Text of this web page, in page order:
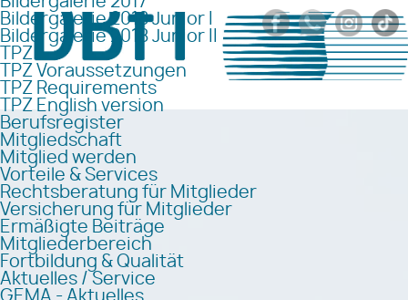
Bildergalerie 2018 Junior I
Bildergalerie 2018 Junior II
TPZ
TPZ Voraussetzungen
TPZ Requirements
TPZ English version
Berufsregister
Mitgliedschaft
Mitglied werden
Vorteile & Services
Rechtsberatung für Mitglieder
Versicherung für Mitglieder
Ermäßigte Beiträge
Mitgliederbereich
Fortbildung & Qualität
Aktuelles / Service